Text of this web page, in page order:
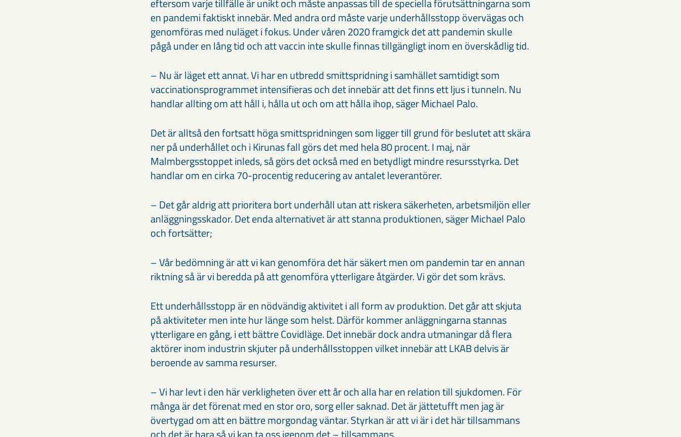
eftersom varje tillfälle är unikt och måste anpassas till de speciella förutsättningarna som
en pandemi faktiskt innebär. Med andra ord måste varje underhållsstopp övervägas och
genomföras med nuläget i fokus. Under våren 2020 framgick det att pandemin skulle
pågå under en lång tid och att vaccin inte skulle finnas tillgängligt inom en överskådlig tid.
– Nu är läget ett annat. Vi har en utbredd smittspridning i samhället samtidigt som
vaccinationsprogrammet intensifieras och det innebär att det finns ett ljus i tunneln. Nu
handlar allting om att håll i, hålla ut och om att hålla ihop, säger Michael Palo.
Det är alltså den fortsatt höga smittspridningen som ligger till grund för beslutet att skära
ner på underhållet och i Kirunas fall görs det med hela 80 procent. I maj, när
Malmbergsstoppet inleds, så görs det också med en betydligt mindre resursstyrka. Det
handlar om en cirka 70-procentig reducering av antalet leverantörer.
– Det går aldrig att prioritera bort underhåll utan att riskera säkerheten, arbetsmiljön eller
anläggningsskador. Det enda alternativet är att stanna produktionen, säger Michael Palo
och fortsätter;
– Vår bedömning är att vi kan genomföra det här säkert men om pandemin tar en annan
riktning så är vi beredda på att genomföra ytterligare åtgärder. Vi gör det som krävs.
Ett underhållsstopp är en nödvändig aktivitet i all form av produktion. Det går att skjuta
på aktiviteter men inte hur länge som helst. Därför kommer anläggningarna stannas
ytterligare en gång, i ett bättre Covidläge. Det innebär dock andra utmaningar då flera
aktörer inom industrin skjuter på underhållsstoppen vilket innebär att LKAB delvis är
beroende av samma resurser.
– Vi har levt i den här verkligheten över ett år och alla har en relation till sjukdomen. För
många är det förenat med en stor oro, sorg eller saknad. Det är jättetufft men jag är
övertygad om att en bättre morgondag väntar. Styrkan är att vi är i det här tillsammans